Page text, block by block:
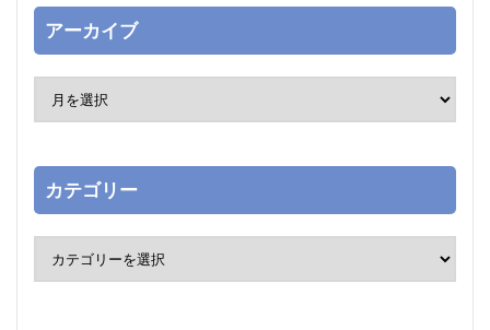
アーカイブ
カテゴリー